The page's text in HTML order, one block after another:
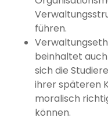
führen.
beinhaltet
sich die
ihrer späteren
moralisch
können.